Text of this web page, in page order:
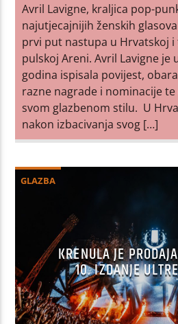
Avril Lavigne, kraljica pop-
najutjecajnijih ženskih
prvi put nastupa u Hrvatskoj i
pulskoj Areni. Avril Lavigne je
godina ispisala povijest,
razne nagrade i nominacije
svom glazbenom stilu. U
nakon izbacivanja svog […]
GLAZBA
KRENULA JE
10. IZDANJE